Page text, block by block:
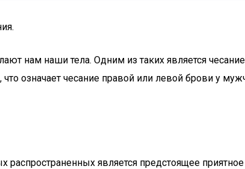
нам наши тела. Одним из таких является
означает чесание правой или левой брови у
является предстоящее